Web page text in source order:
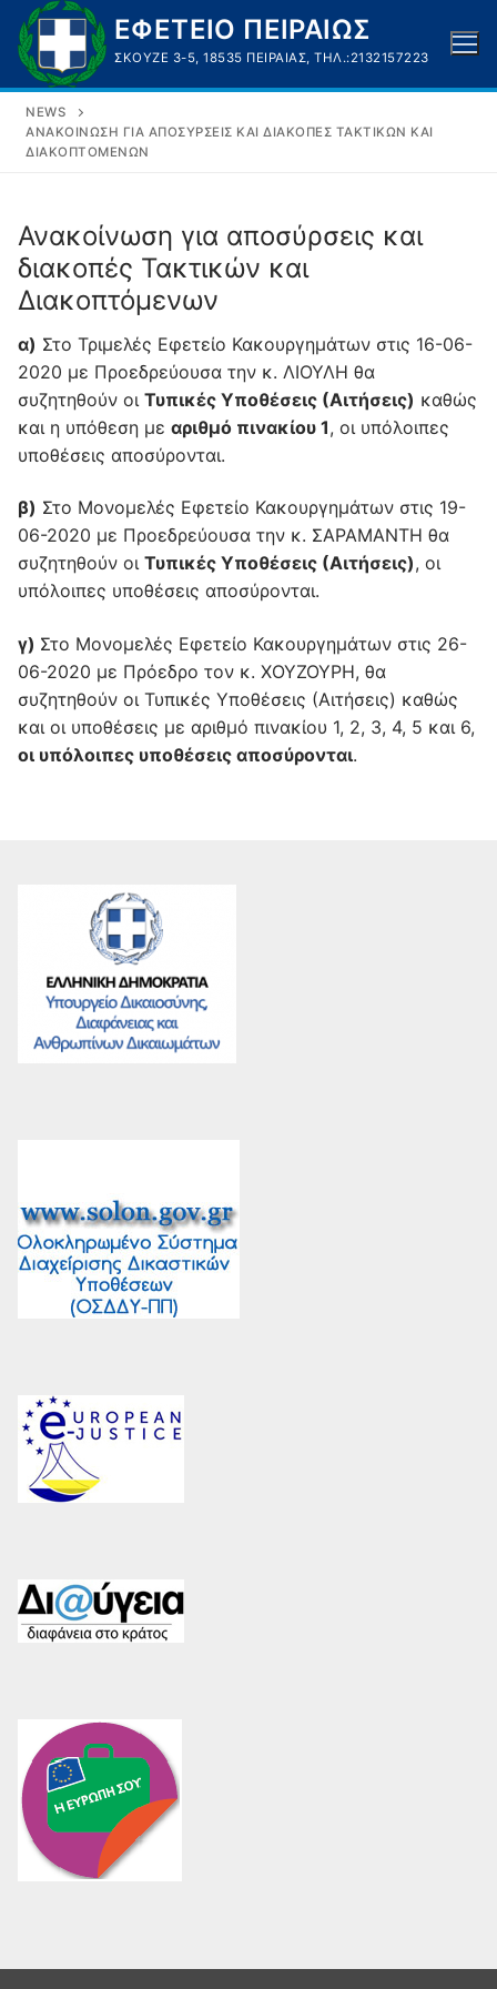
Μετάβαση
στο
περιεχόμενο
ΕΦΕΤΕΙΟ ΠΕΙΡΑΙΩΣ
ΣΚΟΥΖΈ 3-5, 18535 ΠΕΙΡΑΙΆΣ, ΤΗΛ.:2132157223
NEWS
ΑΝΑΚΟΊΝΩΣΗ ΓΙΑ ΑΠΟΣΎΡΣΕΙΣ ΚΑΙ ΔΙΑΚΟΠΈΣ ΤΑΚΤΙΚΏΝ ΚΑΙ
ΔΙΑΚΟΠΤΌΜΕΝΩΝ
Ανακοίνωση για αποσύρσεις και
διακοπές Τακτικών και
Διακοπτόμενων
α) Στο Τριμελές Εφετείο Κακουργημάτων στις 16-06-
2020 με Προεδρεύουσα την κ. ΛΙΟΥΛΗ θα
συζητηθούν οι Τυπικές Υποθέσεις (Αιτήσεις) καθώς
και η υπόθεση με αριθμό πινακίου 1, οι υπόλοιπες
υποθέσεις αποσύρονται.
β) Στο Μονομελές Εφετείο Κακουργημάτων στις 19-
06-2020 με Προεδρεύουσα την κ. ΣΑΡΑΜΑΝΤΗ θα
συζητηθούν οι Τυπικές Υποθέσεις (Αιτήσεις), οι
υπόλοιπες υποθέσεις αποσύρονται.
γ) Στο Μονομελές Εφετείο Κακουργημάτων στις 26-
06-2020 με Πρόεδρο τον κ. ΧΟΥΖΟΥΡΗ, θα
συζητηθούν οι Τυπικές Υποθέσεις (Αιτήσεις) καθώς
και οι υποθέσεις με αριθμό πινακίου 1, 2, 3, 4, 5 και 6,
οι υπόλοιπες υποθέσεις αποσύρονται.